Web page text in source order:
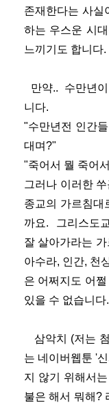
존재한다는 사
하는 우스운 시
느끼기도 합니다.
만약.. 수만년
니다.
"수만년전 인간
대며?"
"죽어서 뭘 죽어
그러나 이러한
종교의 가르침대
까요. 그리스도
잘 살아가라는
아수라, 인간, 천
은 어쩌지도 어
있을 수 없습니다.
삼악치 (저는
는 네이버웹툰 '
지 않기 위해서
불은 해서 뭐해?